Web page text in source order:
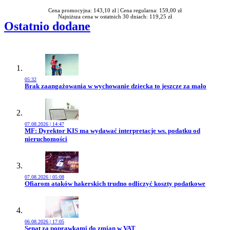
Cena promocyjna: 143,10 zł | Cena regularna: 159,00 zł
Najniższa cena w ostatnich 30 dniach: 119,25 zł
Ostatnio dodane
05:32
Przejdź do artykułu:
Brak zaangażowania w wychowanie dziecka to jeszcze za mało
07.08.2026 | 14:47
Przejdź do artykułu:
MF: Dyrektor KIS ma wydawać interpretacje ws. podatku od
nieruchomości
07.08.2026 | 05:08
Przejdź do artykułu:
Ofiarom ataków hakerskich trudno odliczyć koszty podatkowe
06.08.2026 | 17:05
Przejdź do artykułu:
Senat za poprawkami do zmian w VAT